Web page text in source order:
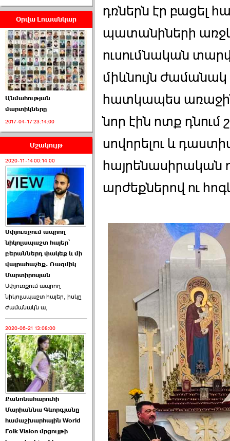
ՈՒՂԻՂ․ ԱԺ-ն
Կառավարության ›››
2026-07-01 00:52:00
ՍԴ-ն հուլիսի 1-ին
կհեռանա ›››
2026-07-01 00:08:00
Աննա Վարդապետյանն
ուղերձ է հղել ›››
2026-06-25 23:21:00
Պաշտոնակռիվը սկսված
է. «Հրապարակ» ›››
2026-06-25 17:13:00
ԱԺ նախագահի
Օրվա Լուսանկար
Անմահության
մարտիկները
2017-04-17 23:14:00
Մշակույթ
2020-11-14 00:14:00
Սփյուռքում ապրող
նիկոլապաշտ հայեր՝
բերաններդ փակեք և մի
վայրահաչեք. Ռազմիկ
Մարտիրոսյան
Սփյուռքում ապրող
նիկոլապաշտ հայեր, իսկը
ժամանակն ա,
2020-06-21 13:08:00
Քանոնահարուհի
Մարիաննա Գևորգյանը
համաշխարհային World
Folk Vision մրցույթի
դռներն էր բացել
պատանիների
ուսումնական
միևնույն
հատկապես
նոր էին ոտք դնում
սովորելու և
հայրենասիրական
արժեքներով ու